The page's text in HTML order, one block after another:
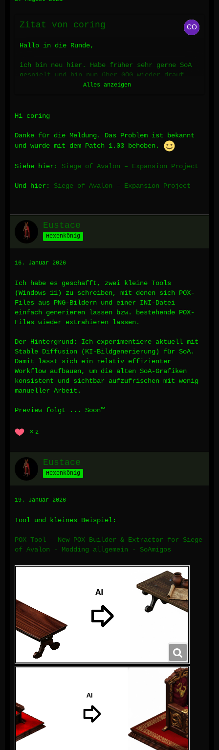
Zitat von coring
Hallo in die Runde,
ich bin neu hier. Habe früher sehr gerne SoA
gespielt und bin nun über GOG wieder drauf
gestoßen. Hab mich dann an das Forum erinnert
habe ich dann auch vorfreudig ausprobiert,
Richtungen die Laufanimation in einigen Frames
die Ausrüstung ausblendet. Ich sehe meinen
Charakter dann für einzelne Frames fast nackt
- und so möchte ich ihn natürlich nur ungern
Freue mich über jede Rückmeldung und nun auch
im Forum aus der Deckung zu komme
Alles anzeigen
Hi coring
Danke für die Meldung. Das Problem ist bekannt
und wurde mit dem Patch 1.03 behoben.
Siehe hier: Siege of Avalon – Expansion Project
Und hier: Siege of Avalon – Expansion Project
Eustace
Hexenkönig
16. Januar 2026
Ich habe es geschafft, zwei kleine Tools
(Windows 11) zu schreiben, mit denen sich POX-
Files aus PNG-Bildern und einer INI-Datei
einfach generieren lassen bzw. bestehende POX-
Files wieder extrahieren lassen.
Der Hintergrund: Ich experimentiere aktuell mit
Stable Diffusion (KI-Bildgenerierung) für SoA.
Damit lässt sich ein relativ effizienter
Workflow aufbauen, um die alten SoA-Grafiken
konsistent und sichtbar aufzufrischen mit wenig
manueller Arbeit.
Preview folgt ... Soon™
2
Eustace
Hexenkönig
19. Januar 2026
Tool und kleines Beispiel:
POX Tool – New POX Builder & Extractor for Siege
of Avalon - Modding allgemein - SoAmigos